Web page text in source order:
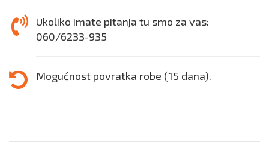
Ukoliko imate pitanja tu smo za vas:
060/6233-935
Mogućnost povratka robe (15 dana).